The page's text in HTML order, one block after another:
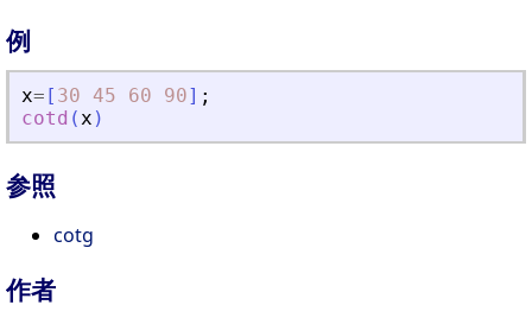
例
x= [ 30 45 60 90] ;
cotd (x )
参照
cotg
作者